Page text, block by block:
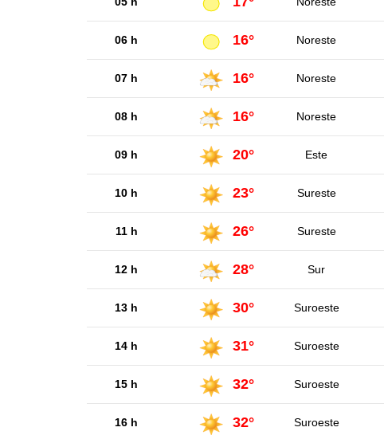
06 h 16° Noreste
07 h 16° Noreste
08 h 16° Noreste
09 h 20° Este
10 h 23° Sureste
11 h 26° Sureste
12 h 28° Sur
13 h 30° Suroeste
14 h 31° Suroeste
15 h 32° Suroeste
16 h 32° Suroeste